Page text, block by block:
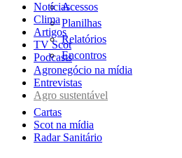
Acessos
Planilhas
Relatórios
Encontros
Notícias
Clima
Artigos
TV Scot
Podcasts
Agronegócio na mídia
Entrevistas
Agro sustentável
Cartas
Scot na mídia
Radar Sanitário